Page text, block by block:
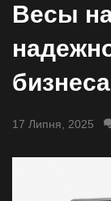
Весы
бизнеса
17 Липня, 2025